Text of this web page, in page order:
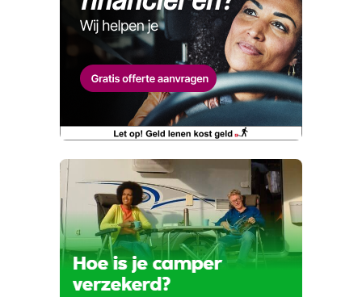
Circulatie-verwarming
Telefoonnummer (optioneel)
Vraag mijn proefrit aan
om je aanvraag zo goed mogelijk bij de
aanbieder te brengen. Lees hier meer over in
onzeprivacyverklaring .
E-mailadres
Telefoonnummer (optioneel)
Verstuur mijn vraag
viaBOVAG.nl verwerkt je persoonsgegevens
om je aanvraag zo goed mogelijk bij de
aanbieder te brengen. Lees hier meer over in
onzeprivacyverklaring
advertenties ten goede, dankjewel!
Wat is jou opgevallen?
Wat klopt er niet?
Kan je ons nog meer vertellen? (optioneel)
Stuur mijn bevinding door